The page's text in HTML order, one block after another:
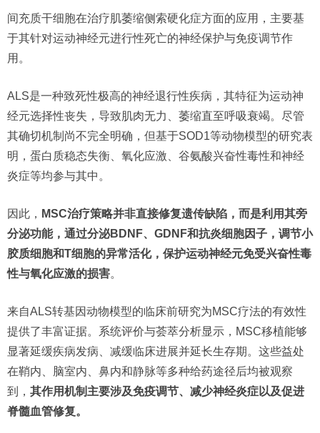
间充质干细胞在治疗肌萎缩侧索硬化症方面的应用，主要基
于其针对运动神经元进行性死亡的神经保护与免疫调节作
用。
ALS是一种致死性极高的神经退行性疾病，其特征为运动神
经元选择性丧失，导致肌肉无力、萎缩直至呼吸衰竭。尽管
其确切机制尚不完全明确，但基于SOD1等动物模型的研究表
明，蛋白质稳态失衡、氧化应激、谷氨酸兴奋性毒性和神经
炎症等均参与其中。
因此， MSC治疗策略并非直接修复遗传缺陷，而是利用其旁
分泌功能，通过分泌BDNF、GDNF和抗炎细胞因子，调节小
胶质细胞和T细胞的异常活化，保护运动神经元免受兴奋性毒
性与氧化应激的损害。
来自ALS转基因动物模型的临床前研究为MSC疗法的有效性
提供了丰富证据。系统评价与荟萃分析显示，MSC移植能够
显著延缓疾病发病、减缓临床进展并延长生存期。这些益处
在鞘内、脑室内、鼻内和静脉等多种给药途径后均被观察
到， 其作用机制主要涉及免疫调节、减少神经炎症以及促进
脊髓血管修复。